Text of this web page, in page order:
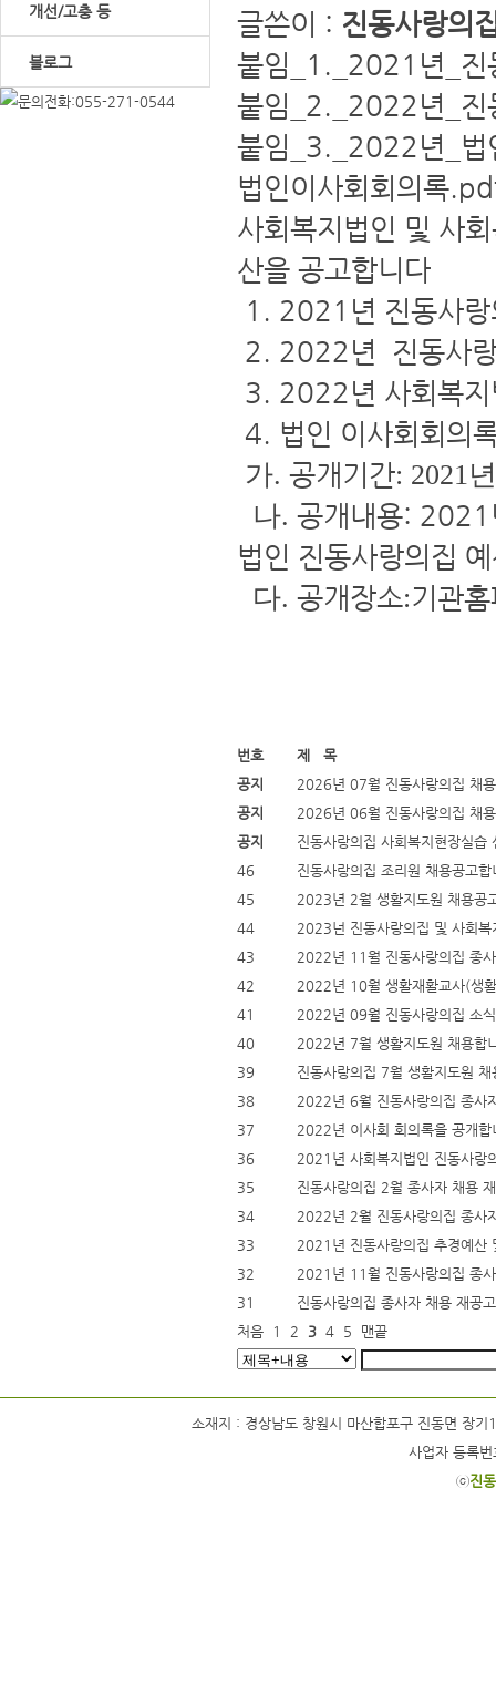
개선/고충 등
블로그
글쓴이 : 진동사랑의
붙임_1._2021년_진
붙임_2._2022년_진
붙임_3._2022년_법
법인이사회회의록
사회복지법인 및 사
산을 공고합니다
1. 2021년 진동사랑
2. 2022년 진동사
3. 2022년 사회복지
4. 법인 이사회회의
가. 공개기간: 2021
나. 공개내용: 2021
법인 진동사랑의집
다. 공개장소:기관
번호
제 목
공지
2026년 07월 진동사랑의집 채
공지
2026년 06월 진동사랑의집 채
공지
진동사랑의집 사회복지현장실습
46
진동사랑의집 조리원 채용공고
45
2023년 2월 생활지도원 채용공
44
2023넌 진동사랑의집 및 사회
43
2022년 11월 진동사랑의집 종
42
2022년 10월 생활재활교사(생
41
2022년 09월 진동사랑의집 소
40
2022년 7월 생활지도원 채용합
39
진동사랑의집 7월 생활지도원
38
2022년 6월 진동사랑의집 종사
37
2022년 이사회 회의록을 공개
36
2021년 사회복지법인 진동사랑
35
진동사랑의집 2월 종사자 채용
34
2022년 2월 진동사랑의집 종사
33
2021년 진동사랑의집 추경예산
32
2021년 11월 진동사랑의집 종
31
진동사랑의집 종사자 채용 재공
처음
1 2 3 4 5 맨끝
소재지 : 경상남도 창원시 마산합포구 진동면
사업자 등록
ⓒ진